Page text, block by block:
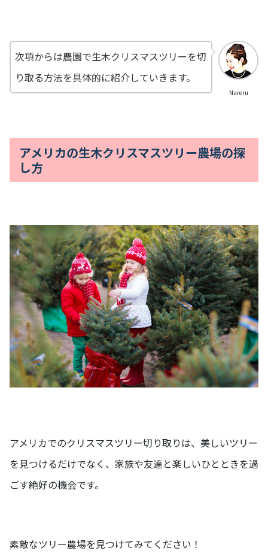
Nareru
次項からは農園で生木クリスマスツリーを切
り取る方法を具体的に紹介していきます。
アメリカの生木クリスマスツリー農場の探
し方
アメリカでのクリスマスツリー切り取りは、美しいツリー
を見つけるだけでなく、家族や友達と楽しいひとときを過
ごす絶好の機会です。
素敵なツリー農場を見つけてみてください！